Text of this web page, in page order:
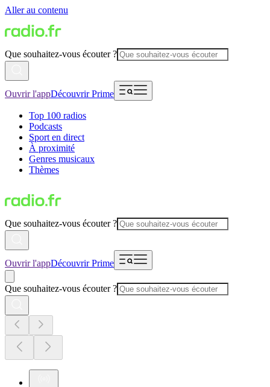
Aller au contenu
Que souhaitez-vous écouter ?
Ouvrir l'appDécouvrir Prime
Top 100 radios
Podcasts
Sport en direct
À proximité
Genres musicaux
Thèmes
Que souhaitez-vous écouter ?
Ouvrir l'appDécouvrir Prime
Que souhaitez-vous écouter ?